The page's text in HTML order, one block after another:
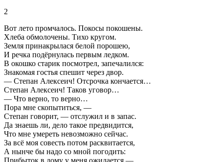
2
Вот лето промчалось. Покосы покошены.
Хлеба обмолочены. Тихо кругом.
Земля принакрылася белой порошею,
И речка подёрнулась первым ледком.
В окошко старик посмотрел, запечалился:
Знакомая гостья спешит через двор.
— Степан Алексеич! Отсрочка кончается…
Степан Алексеич! Таков уговор…
— Что верно, то верно…
Пора мне скопытиться, —
Степан говорит, — отслужил и в запас.
Да знаешь ли, дело такое предвидится,
Что мне умереть невозможно сейчас.
За всё моя совесть потом расквитается,
А нынче бы надо со мной погодить:
Прибыток в дому у меня ожидается —